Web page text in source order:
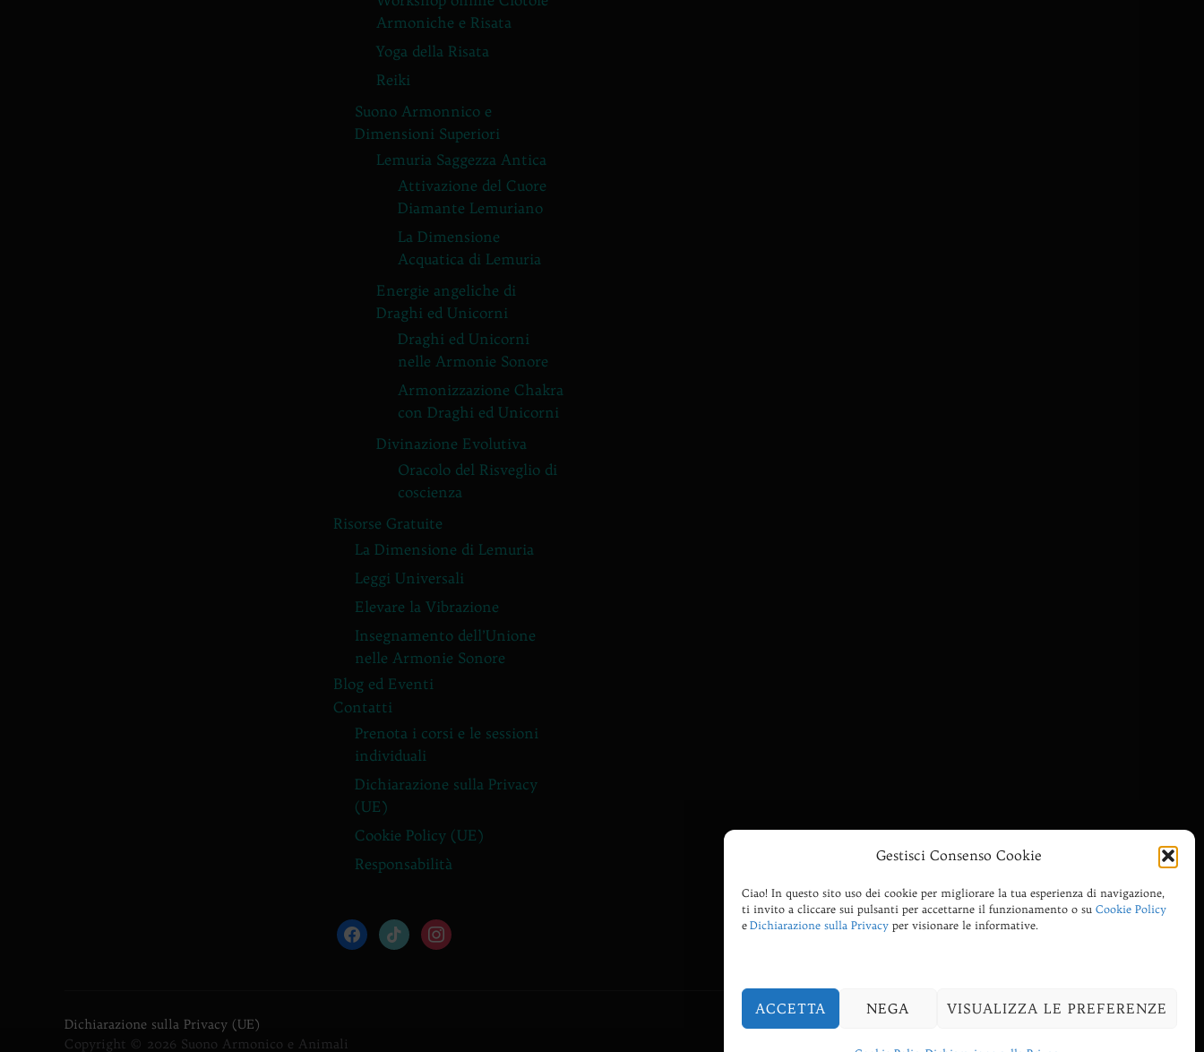
Gestisci Consenso Cookie
Ciao! In questo sito uso dei cookie per migliorare la tua esperienza di navigazione,
ti invito a cliccare sui pulsanti per accettarne il funzionamento o su Cookie Policy
e Dichiarazione sulla Privacy per visionare le informative.
ACCETTA NEGA VISUALIZZA LE PREFERENZE
Armoniche e Risata
Yoga della Risata
Reiki
Suono Armonnico e
Dimensioni Superiori
Lemuria Saggezza Antica
Attivazione del Cuore
Diamante Lemuriano
La Dimensione
Acquatica di Lemuria
Energie angeliche di
Draghi ed Unicorni
Draghi ed Unicorni
nelle Armonie Sonore
Armonizzazione Chakra
con Draghi ed Unicorni
Divinazione Evolutiva
Oracolo del Risveglio di
coscienza
Risorse Gratuite
La Dimensione di Lemuria
Leggi Universali
Elevare la Vibrazione
Insegnamento dell’Unione
nelle Armonie Sonore
Blog ed Eventi
Contatti
Prenota i corsi e le sessioni
individuali
Dichiarazione sulla Privacy
(UE)
Cookie Policy (UE)
Responsabilità
facebooktiktok instagram
Dichiarazione sulla Privacy (UE)
Copyright © 2026 Suono Armonico e Animali